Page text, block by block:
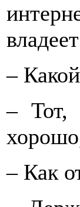
–
– Тот,
– Как